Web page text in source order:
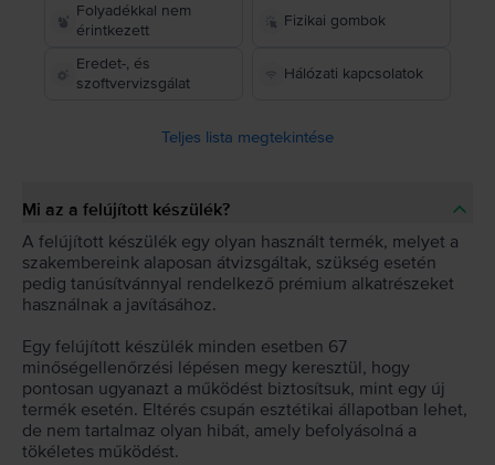
Folyadékkal nem
érintkezett
Fizikai gombok
Eredet-, és
szoftvervizsgálat
Hálózati kapcsolatok
Teljes lista megtekintése
Mi az a felújított készülék?
A felújított készülék egy olyan használt termék, melyet a
szakembereink alaposan átvizsgáltak, szükség esetén
pedig tanúsítvánnyal rendelkező prémium alkatrészeket
használnak a javításához.
Egy felújított készülék minden esetben 67
minőségellenőrzési lépésen megy keresztül, hogy
pontosan ugyanazt a működést biztosítsuk, mint egy új
termék esetén. Eltérés csupán esztétikai állapotban lehet,
de nem tartalmaz olyan hibát, amely befolyásolná a
tökéletes működést.